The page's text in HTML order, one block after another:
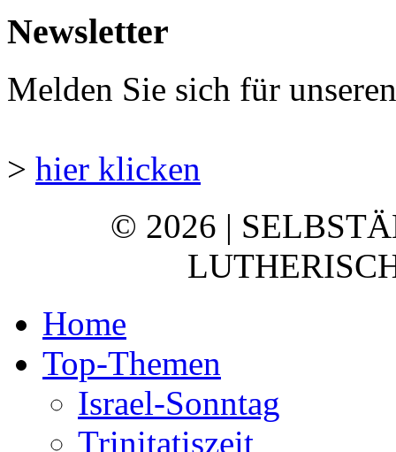
Newsletter
Melden Sie sich für
> hier klicken
© 2026 |
Home
Top-Themen
Israel-Sonntag
Trinitatiszeit